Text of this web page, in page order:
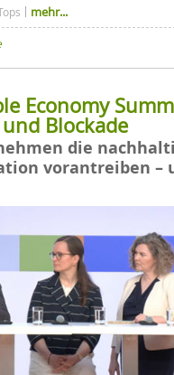
mehr...
Economy
Blockade
die
vorantreiben –